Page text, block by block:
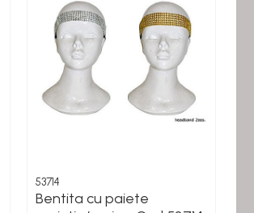
53714
Bentita cu paiete